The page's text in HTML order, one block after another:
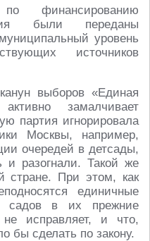
финансированию
были переданы
уровень
источников
выборов «Единая
замалчивает
партия игнорировала
Москвы, например,
очередей в детсады,
разогнали. Такой же
стране. При этом, как
единичные
садов в их прежние
исправляет, и что,
бы сделать по закону.